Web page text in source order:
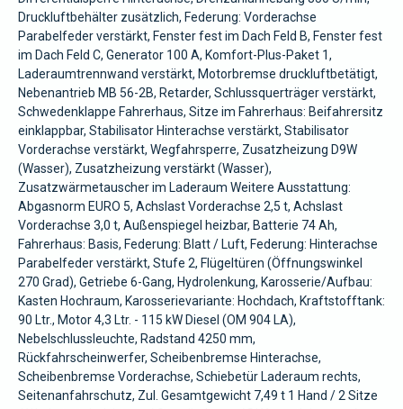
Druckluftbehälter zusätzlich, Federung: Vorderachse
Parabelfeder verstärkt, Fenster fest im Dach Feld B, Fenster fest
im Dach Feld C, Generator 100 A, Komfort-Plus-Paket 1,
Laderaumtrennwand verstärkt, Motorbremse druckluftbetätigt,
Nebenantrieb MB 56-2B, Retarder, Schlussquerträger verstärkt,
Schwedenklappe Fahrerhaus, Sitze im Fahrerhaus: Beifahrersitz
einklappbar, Stabilisator Hinterachse verstärkt, Stabilisator
Vorderachse verstärkt, Wegfahrsperre, Zusatzheizung D9W
(Wasser), Zusatzheizung verstärkt (Wasser),
Zusatzwärmetauscher im Laderaum Weitere Ausstattung:
Abgasnorm EURO 5, Achslast Vorderachse 2,5 t, Achslast
Vorderachse 3,0 t, Außenspiegel heizbar, Batterie 74 Ah,
Fahrerhaus: Basis, Federung: Blatt / Luft, Federung: Hinterachse
Parabelfeder verstärkt, Stufe 2, Flügeltüren (Öffnungswinkel
270 Grad), Getriebe 6-Gang, Hydrolenkung, Karosserie/Aufbau:
Kasten Hochraum, Karosserievariante: Hochdach, Kraftstofftank:
90 Ltr., Motor 4,3 Ltr. - 115 kW Diesel (OM 904 LA),
Nebelschlussleuchte, Radstand 4250 mm,
Rückfahrscheinwerfer, Scheibenbremse Hinterachse,
Scheibenbremse Vorderachse, Schiebetür Laderaum rechts,
Seitenanfahrschutz, Zul. Gesamtgewicht 7,49 t 1 Hand / 2 Sitze